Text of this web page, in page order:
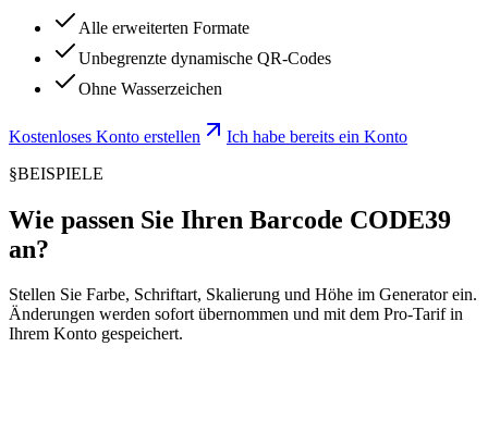
Alle erweiterten Formate
Unbegrenzte dynamische QR-Codes
Ohne Wasserzeichen
Kostenloses Konto erstellen
Ich habe bereits ein Konto
§BEISPIELE
Wie passen Sie Ihren Barcode CODE39
an?
Stellen Sie Farbe, Schriftart, Skalierung und Höhe im Generator ein.
Änderungen werden sofort übernommen und mit dem Pro-Tarif in
Ihrem Konto gespeichert.